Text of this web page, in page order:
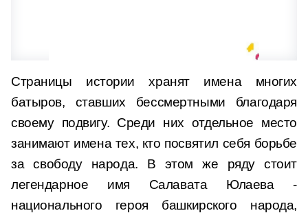
Страницы истории хранят имена многих
батыров, ставших бессмертными благодаря
своему подвигу. Среди них отдельное место
занимают имена тех, кто посвятил себя борьбе
за свободу народа. В этом же ряду стоит
легендарное имя Салавата Юлаева -
национального героя башкирского народа,